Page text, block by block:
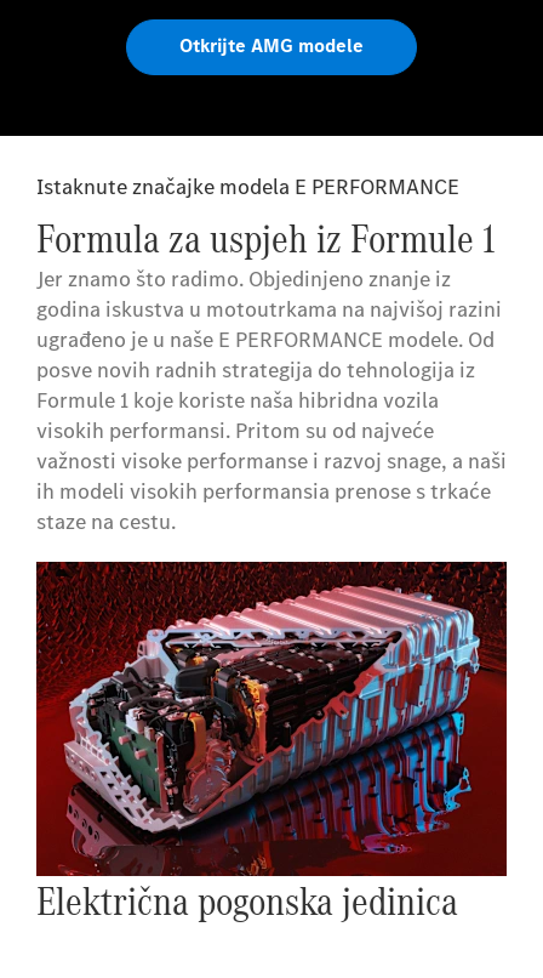
Otkrijte AMG modele
Istaknute značajke modela E PERFORMANCE
Formula za uspjeh iz Formule 1
Jer znamo što radimo. Objedinjeno znanje iz
godina iskustva u motoutrkama na najvišoj razini
ugrađeno je u naše E PERFORMANCE modele. Od
posve novih radnih strategija do tehnologija iz
Formule 1 koje koriste naša hibridna vozila
visokih performansi. Pritom su od najveće
važnosti visoke performanse i razvoj snage, a naši
ih modeli visokih performansia prenose s trkaće
staze na cestu.
Električna pogonska jedinica